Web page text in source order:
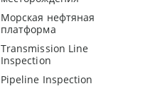
Морская нефтяная
платформа
Transmission Line
Inspection
Pipeline Inspection